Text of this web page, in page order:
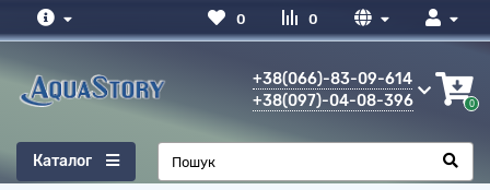
0
0
+38(066)-83-09-614
+38(097)-04-08-396
0
Каталог